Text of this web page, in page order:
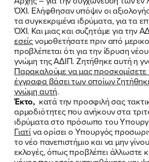
ΌΧΙ. Ελήφθησαν υπόψιν οι
τα συγκεκριμένα ιδρύματα, για τα
ΌΧΙ. Και μιας και συζητάμε για την
εσείςνομοθετήσατε πριν από
προβλέπεται ότι για την ίδρυση νέου
γνώμη της ΑΔΙΠ. Ζητήθηκε αυτή η
Παρακαλούμε να μας προσκομίσετε
έγγραφα βάσει των οποίων
γνώμη αυτή.
Έκτο, κατά την προσφιλή σας
αρμοδιότητες που ανήκουν στα
ιδρύματα στο πρόσωπο του
Γιατίνα ορίσει ο Υπουργός
το νέο πανεπιστήμιο και να μην
εκλογές, όπως προβλέπει άλλωστε